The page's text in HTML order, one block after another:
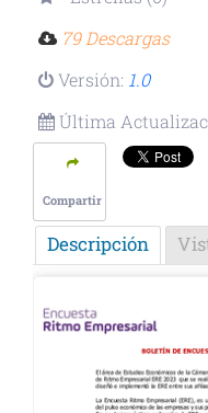
79 Descargas
Versión: 1.0
Última
Compartir
Descripción